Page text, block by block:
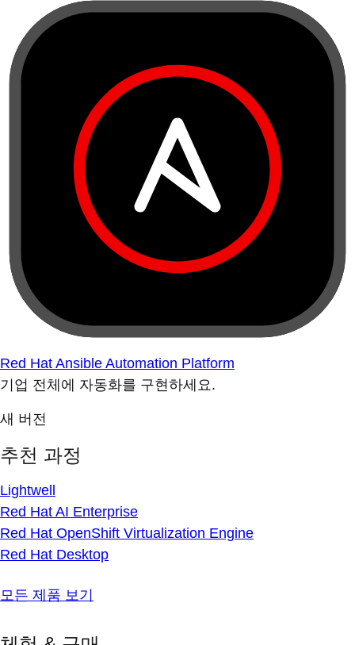
Red Hat Ansible Automation Platform
기업 전체에 자동화를 구현하세요.
새 버전
추천 과정
Lightwell
Red Hat AI Enterprise
Red Hat OpenShift Virtualization Engine
Red Hat Desktop
모든 제품 보기